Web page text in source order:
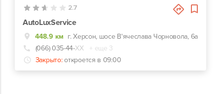
2.7
AutoLuxService
448.9 км г. Херсон, шосе В'ячеслава Чорновола, 6а
(066) 035-44-ХХ
+ еще 3
Закрыто: откроется в 09:00